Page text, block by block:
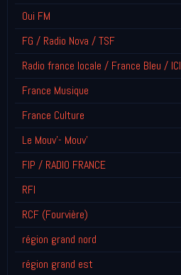
Oui FM
FG / Radio Nova / TSF
Radio france locale / France Bleu / ICI
France Musique
France Culture
Le Mouv'- Mouv'
FIP / RADIO FRANCE
RFI
RCF (Fourvière)
région grand nord
région grand est